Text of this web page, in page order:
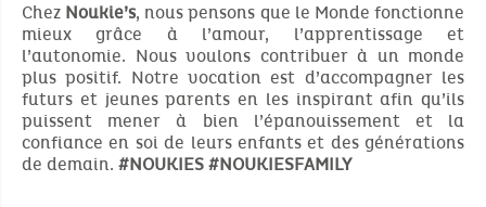
Chez Noukie’s, nous pensons que le Monde fonctionne
mieux grâce à l’amour, l’apprentissage et
l’autonomie. Nous voulons contribuer à un monde
plus positif. Notre vocation est d’accompagner les
futurs et jeunes parents en les inspirant afin qu’ils
puissent mener à bien l’épanouissement et la
confiance en soi de leurs enfants et des générations
de demain. #NOUKIES #NOUKIESFAMILY